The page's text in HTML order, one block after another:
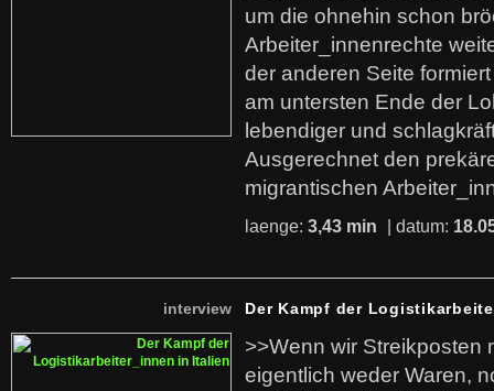
um die ohnehin schon
Arbeiter_innenrechte
der anderen Seite
am untersten Ende der
lebendiger und
Ausgerechnet den
migrantischen
laenge: 3,43 min | datum:
interview Der Kampf der
>>Wenn wir Streikposten
eigentlich weder Waren,